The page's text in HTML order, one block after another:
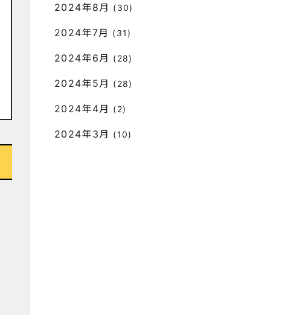
2024年8月 (30)
2024年7月 (31)
2024年6月 (28)
2024年5月 (28)
2024年4月 (2)
2024年3月 (10)